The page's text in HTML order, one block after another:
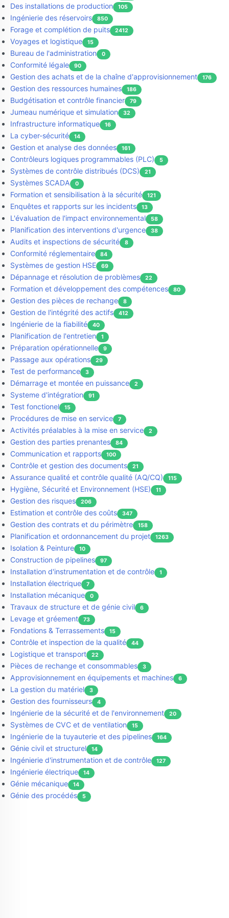
Des installations de production 105
Ingénierie des réservoirs 850
Forage et complétion de puits 2412
Voyages et logistique 15
Bureau de l'administration 0
Conformité légale 90
Gestion des achats et de la chaîne d'approvisionnement 176
Gestion des ressources humaines 186
Budgétisation et contrôle financier 79
Jumeau numérique et simulation 32
Infrastructure informatique 16
La cyber-sécurité 14
Gestion et analyse des données 161
Contrôleurs logiques programmables (PLC) 5
Systèmes de contrôle distribués (DCS) 21
Systèmes SCADA 0
Formation et sensibilisation à la sécurité 121
Enquêtes et rapports sur les incidents 13
L'évaluation de l'impact environnemental 58
Planification des interventions d'urgence 38
Audits et inspections de sécurité 8
Conformité réglementaire 84
Systèmes de gestion HSE 69
Dépannage et résolution de problèmes 22
Formation et développement des compétences 80
Gestion des pièces de rechange 8
Gestion de l'intégrité des actifs 412
Ingénierie de la fiabilité 40
Planification de l'entretien 1
Préparation opérationnelle 9
Passage aux opérations 29
Test de performance 3
Démarrage et montée en puissance 2
Systeme d'intégration 91
Test fonctionel 15
Procédures de mise en service 7
Activités préalables à la mise en service 2
Gestion des parties prenantes 84
Communication et rapports 100
Contrôle et gestion des documents 21
Assurance qualité et contrôle qualité (AQ/CQ) 115
Hygiène, Sécurité et Environnement (HSE) 11
Gestion des risques 206
Estimation et contrôle des coûts 347
Gestion des contrats et du périmètre 158
Planification et ordonnancement du projet 1263
Isolation & Peinture 10
Construction de pipelines 97
Installation d'instrumentation et de contrôle 1
Installation électrique 7
Installation mécanique 0
Travaux de structure et de génie civil 6
Levage et gréement 73
Fondations & Terrassements 15
Contrôle et inspection de la qualité 44
Logistique et transport 22
Pièces de rechange et consommables 3
Approvisionnement en équipements et machines 6
La gestion du matériel 3
Gestion des fournisseurs 4
Ingénierie de la sécurité et de l'environnement 20
Systèmes de CVC et de ventilation 15
Ingénierie de la tuyauterie et des pipelines 164
Génie civil et structurel 14
Ingénierie d'instrumentation et de contrôle 127
Ingénierie électrique 14
Génie mécanique 14
Génie des procédés 5